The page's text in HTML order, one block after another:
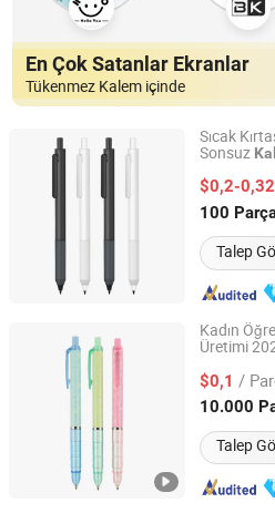
En Çok Satanlar Ekranlar
Tükenmez Kalem içinde
Sıcak
Sonsuz
$0,2-0,32
100
Talep
Nan'an Brightpath International
Fiyat
Kadın
Üretimi
0.5mm
$0,1 /
10.000
Talep
Ningbo Taiyu Stationery Co., Ltd.
Zhejiang, China